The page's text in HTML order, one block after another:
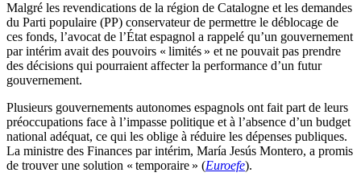
Malgré les revendications de la région de Catalogne et les demandes
du Parti populaire (PP) conservateur de permettre le déblocage de
ces fonds, l’avocat de l’État espagnol a rappelé qu’un gouvernement
par intérim avait des pouvoirs « limités » et ne pouvait pas prendre
des décisions qui pourraient affecter la performance d’un futur
gouvernement.
Plusieurs gouvernements autonomes espagnols ont fait part de leurs
préoccupations face à l’impasse politique et à l’absence d’un budget
national adéquat, ce qui les oblige à réduire les dépenses publiques.
La ministre des Finances par intérim, María Jesús Montero, a promis
de trouver une solution « temporaire » (Euroefe).